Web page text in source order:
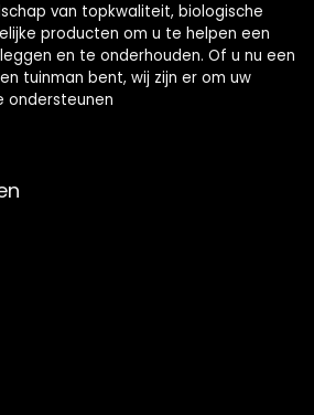
van topkwaliteit, biologische
producten om u te helpen een
en te onderhouden. Of u nu een
tuinman bent, wij zijn er om uw
ondersteunen